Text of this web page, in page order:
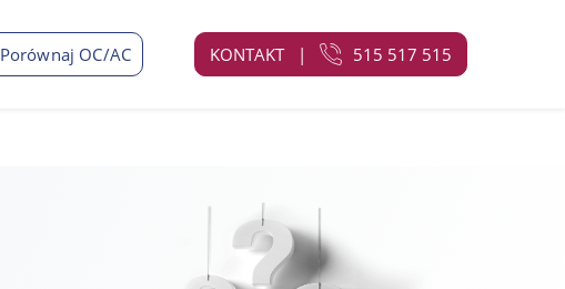
Porównaj OC/AC KONTAKT | 515 517 515